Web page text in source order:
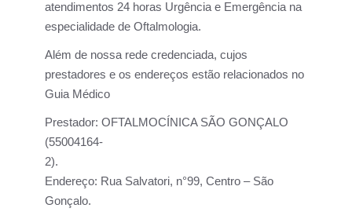
atendimentos 24 horas Urgência e Emergência na
especialidade de Oftalmologia.
Além de nossa rede credenciada, cujos
prestadores e os endereços estão relacionados no
Guia Médico
Prestador: OFTALMOCÍNICA SÃO GONÇALO
(55004164-
2).
Endereço: Rua Salvatori, n°99, Centro – São
Gonçalo.